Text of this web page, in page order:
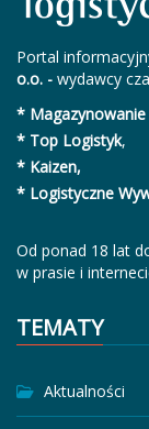
Portal
o.o. - wydawcy
*
* Top Logistyk,
* Kaizen,
* Logistyczne
Od ponad 18 lat
w prasie i
TEMATY
Aktualności